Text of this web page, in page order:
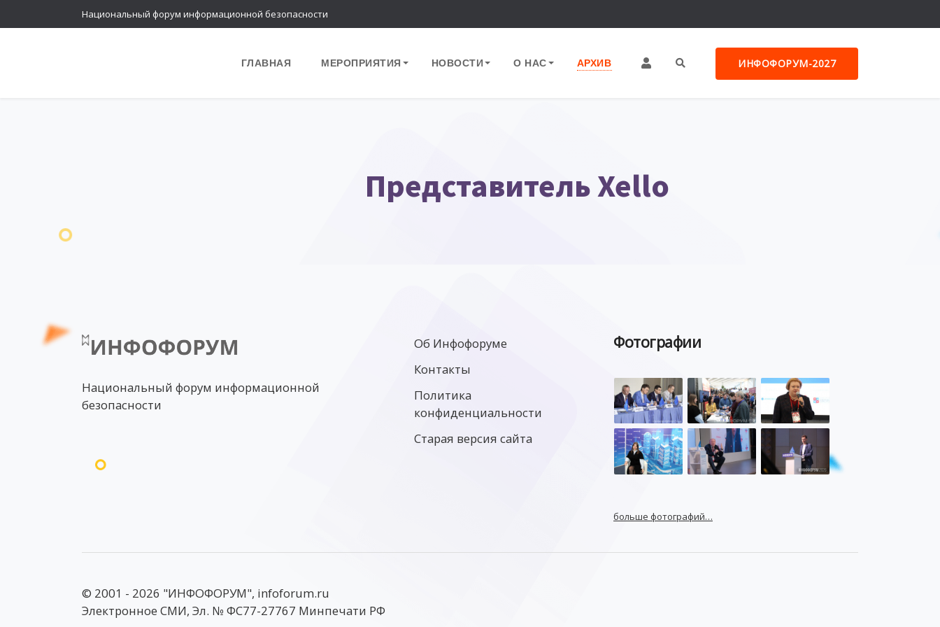
Национальный форум информационной безопасности
ГЛАВНАЯ МЕРОПРИЯТИЯ НОВОСТИ О НАС АРХИВ ИНФОФОРУМ-2027
Представитель Xello
Национальный форум информационной
безопасности
Об Инфофоруме
Контакты
Политика
конфиденциальности
Старая версия сайта
Фотографии
больше фотографий…
© 2001 - 2026 "ИНФОФОРУМ", infoforum.ru
Электронное СМИ, Эл. № ФС77-27767 Минпечати РФ